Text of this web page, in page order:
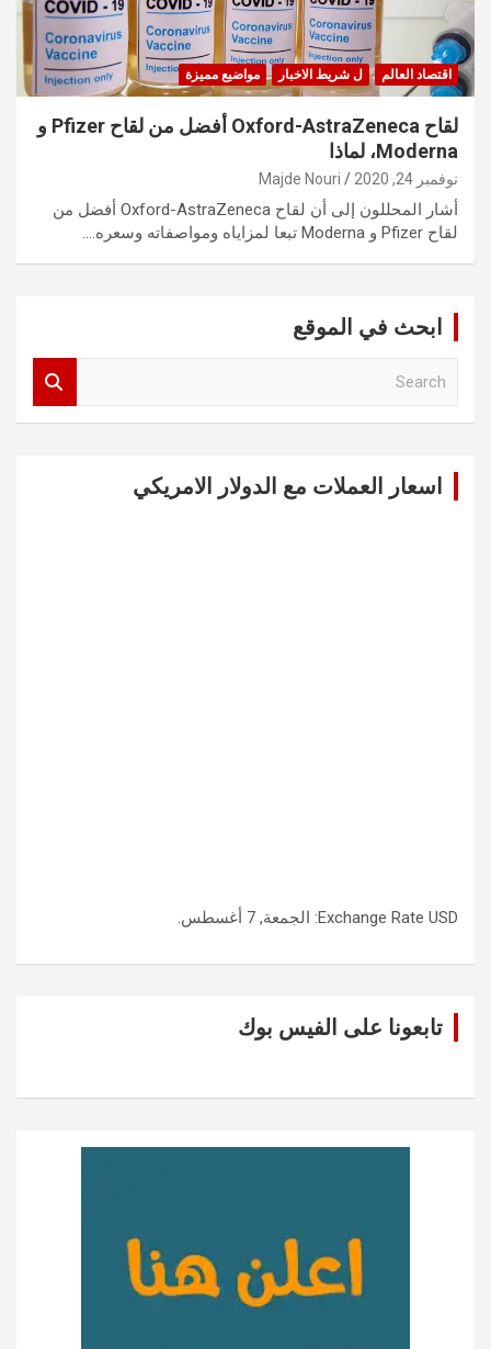
اقتصاد العالم ل شريط الاخبار مواضيع مميزة
لقاح Oxford-AstraZeneca أفضل من لقاح Pfizer و
Moderna، لماذا
نوفمبر 24, 2020 Majde Nouri
أشار المحللون إلى أن لقاح Oxford-AstraZeneca أفضل من
لقاح Pfizer و Moderna تبعا لمزاياه ومواصفاته وسعره.…
ابحث في الموقع
اسعار العملات مع الدولار الامريكي
Exchange Rate USD : الجمعة, 7 أغسطس.
تابعونا على الفيس بوك